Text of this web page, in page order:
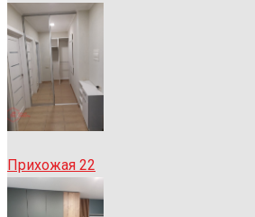
Прихожая 22